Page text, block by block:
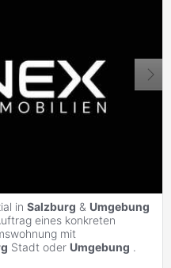
in Salzburg & Umgebung
eines konkreten
mit
Stadt oder Umgebung .